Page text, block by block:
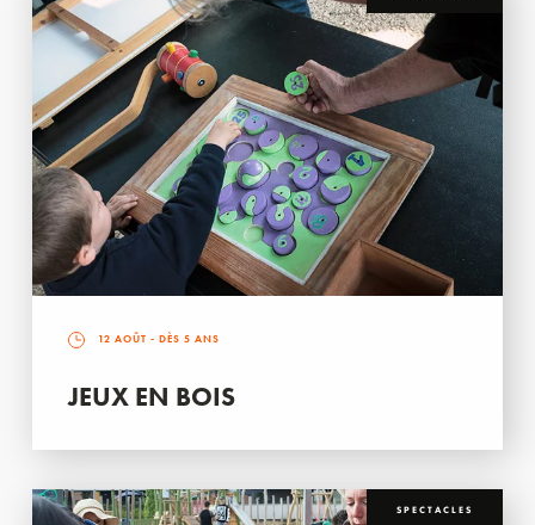
12 AOÛT - DÈS 5 ANS
JEUX EN BOIS
SPECTACLES